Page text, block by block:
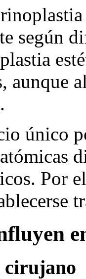
según
aunque
único
Por
cirujano